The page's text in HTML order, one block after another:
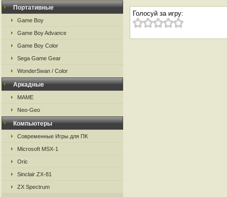
Портативные
Game Boy
Game Boy Advance
Game Boy Color
Sega Game Gear
WonderSwan / Color
Аркадные
MAME
Neo-Geo
Компьютеры
Современные Игры для ПК
Microsoft MSX-1
Oric
Sinclair ZX-81
ZX Spectrum
Голосуй за игру: